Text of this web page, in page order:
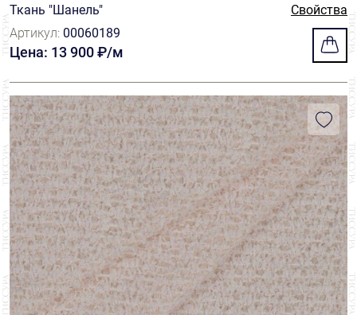
Ткань "Шанель"
Свойства
Артикул: 00060189
Цена: 13 900 ₽/м